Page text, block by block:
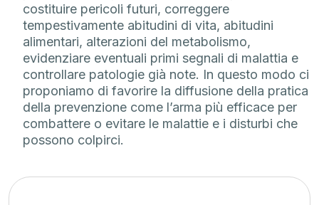
costituire pericoli futuri, correggere
tempestivamente abitudini di vita, abitudini
alimentari, alterazioni del metabolismo,
evidenziare eventuali primi segnali di malattia e
controllare patologie già note. In questo modo ci
proponiamo di favorire la diffusione della pratica
della prevenzione come l’arma più efficace per
combattere o evitare le malattie e i disturbi che
possono colpirci.